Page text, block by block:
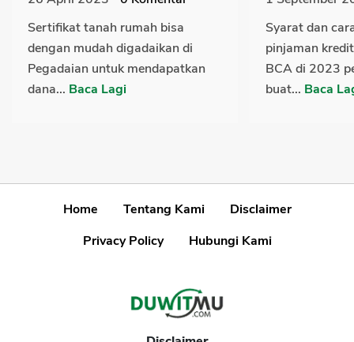
Sertifikat tanah rumah bisa
dengan mudah digadaikan di
Pegadaian untuk mendapatkan
dana... Baca Lagi
Syarat dan
pinjaman
BCA di 2023
buat... Baca
Home Tentang Kami
Disclaimer
Privacy Policy
Hubungi Kami